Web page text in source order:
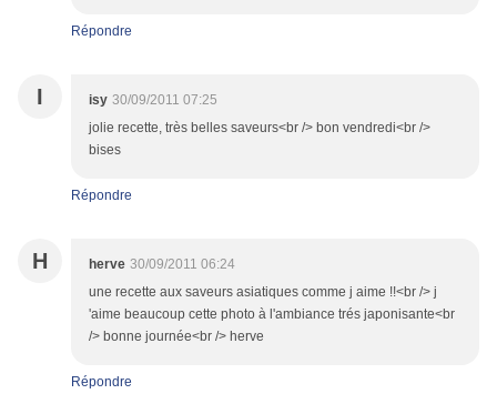
Répondre
I isy 30/09/2011 07:25
jolie recette, très belles saveurs<br /> bon vendredi<br />
bises
Répondre
H herve 30/09/2011 06:24
une recette aux saveurs asiatiques comme j aime !!<br /> j
'aime beaucoup cette photo à l'ambiance trés japonisante<br
/> bonne journée<br /> herve
Répondre